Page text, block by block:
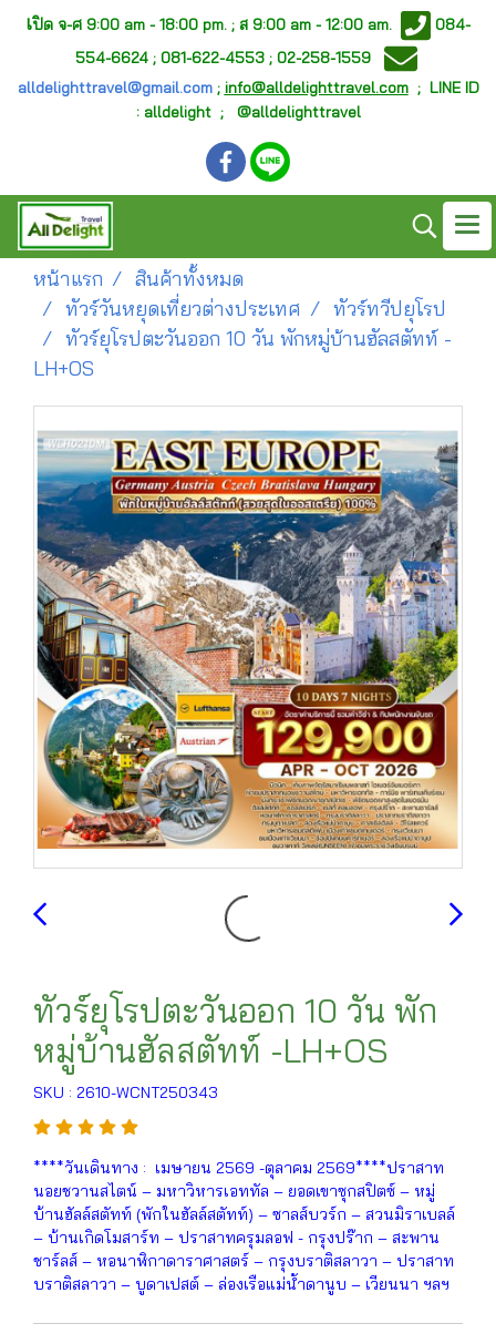
เปิด จ-ศ 9:00 am - 18:00 pm. ; ส 9:00 am - 12:00 am.
084-
554-6624 ; 081-622-4553 ; 02-258-1559
alldelighttravel@gmail.com; info@alldelighttravel.com; LINE ID
: alldelight ; @alldelighttravel
หน้าแรก
สินค้าทั้งหมด
ทัวร์วันหยุดเที่ยวต่างประเทศ
ทัวร์ทวีปยุโรป
ทัวร์ยุโรปตะวันออก 10 วัน พักหมู่บ้านฮัลสตัทท์ -
LH+OS
ทัวร์ยุโรปตะวันออก 10 วัน พัก
หมู่บ้านฮัลสตัทท์ -LH+OS
SKU : 2610-WCNT250343
****วันเดินทาง : เมษายน 2569 -ตุลาคม 2569****ปราสาท
นอยชวานสไตน์ – มหาวิหารเอททัล – ยอดเขาซุกสปิตซ์ – หมู่
บ้านฮัลล์สตัทท์ (พักในฮัลล์สตัทท์) – ซาลส์บวร์ก – สวนมิราเบลล์
– บ้านเกิดโมสาร์ท – ปราสาทครุมลอฟ - กรุงปร๊าก – สะพาน
ชาร์ลส์ – หอนาฬิกาดาราศาสตร์ – กรุงบราติสลาวา – ปราสาท
บราติสลาวา – บูดาเปสต์ – ล่องเรือแม่น้ำดานูบ – เวียนนา ฯลฯ